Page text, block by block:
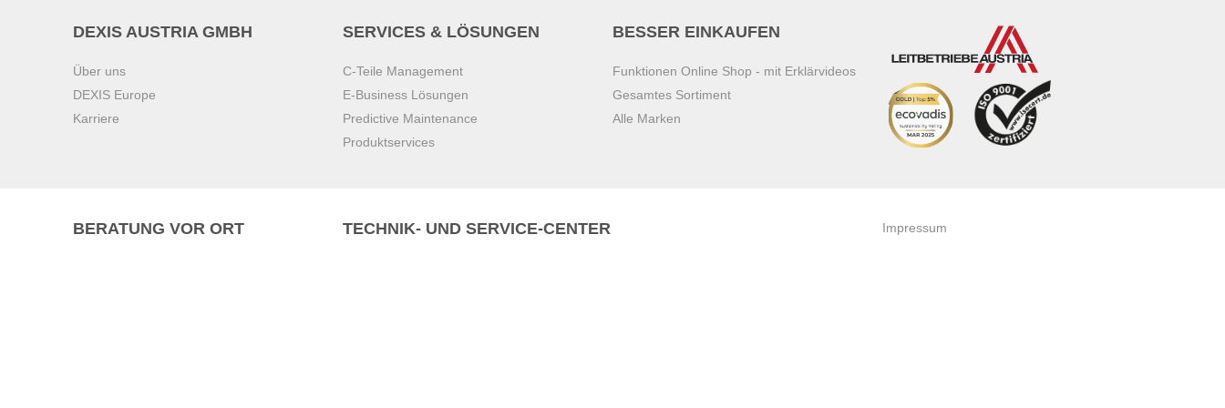
DEXIS AUSTRIA GMBH
Über uns
DEXIS Europe
Karriere
SERVICES & LÖSUNGEN
C-Teile Management
E-Business Lösungen
Predictive Maintenance
Produktservices
BESSER EINKAUFEN
Funktionen Online Shop - mit Erklärvideos
Gesamtes Sortiment
Alle Marken
BERATUNG VOR ORT TECHNIK- UND SERVICE-CENTER
Impressum